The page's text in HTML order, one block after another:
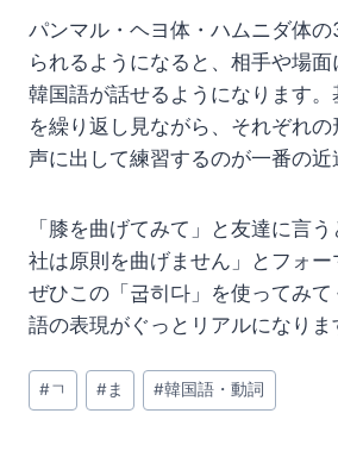
パンマル・ヘヨ体・ハムニダ体
られるようになると、相手や場
韓国語が話せるようになります
を繰り返し見ながら、それぞれ
声に出して練習するのが一番の近
「膝を曲げてみて」と友達に言
社は原則を曲げません」とフォー
ぜひこの「굽히다」を使ってみて
語の表現がぐっとリアルになりま
投
稿
#ㄱ #ま #韓国語・動詞